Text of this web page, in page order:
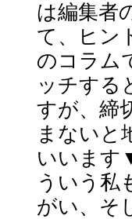
は編集者
て、ヒン
のコラム
ッチする
すが、締
まないと
いいます
ういう私
がい、そ